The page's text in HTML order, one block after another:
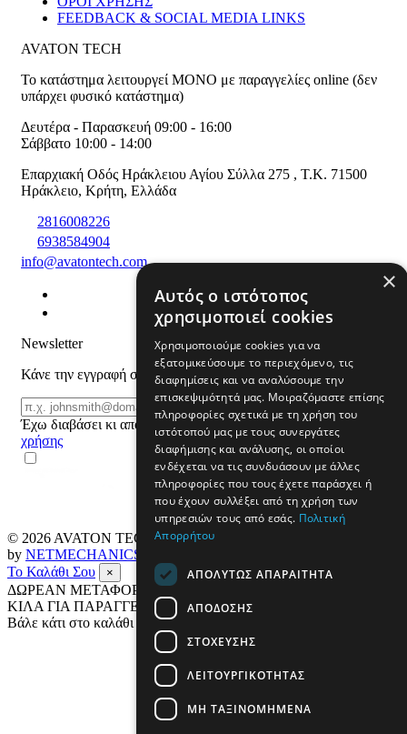
FEEDBACK & SOCIAL MEDIA LINKS
AVATON TECH
Το κατάστημα λειτουργεί ΜΟΝΟ με παραγγελίες online (δεν
υπάρχει φυσικό κατάστημα)
Δευτέρα - Παρασκευή 09:00 - 16:00
Σάββατο 10:00 - 14:00
Επαρχιακή Οδός Ηράκλειου Αγίου Σύλλα 275 , T.K. 71500
Ηράκλειο, Κρήτη, Ελλάδα
2816008226
6938584904
info@avatontech.com
Newsletter
Κάνε την εγγραφή σου και μάθε για προϊόντα και προσφορές
Email
ΕΓΓΡΑΦΗ
Έχω διαβάσει κι αποδέχομαι τους
όρους
χρήσης
© 2026 AVATON TECH All rights reserved Designed & developed
by NETMECHANICS
Το Καλάθι Σου
×
ΔΩΡΕΑΝ ΜΕΤΑΦΟΡΙΚΑ ΣΕ ΟΛΗ ΤΗΝ ΕΛΛΑΔΑ ΕΩΣ 4
ΚΙΛΑ ΓΙΑ ΠΑΡΑΓΓΕΛΙΕΣ ΑΝΩ ΤΩΝ 69€
Βάλε κάτι στο καλάθι σου
×
Αυτός ο ιστότοπος
χρησιμοποιεί cookies
Χρησιμοποιούμε cookies για να
εξατομικεύσουμε το περιεχόμενο, τις
διαφημίσεις και να αναλύσουμε την
επισκεψιμότητά μας. Μοιραζόμαστε επίσης
πληροφορίες σχετικά με τη χρήση του
ιστότοπού μας με τους συνεργάτες
διαφήμισης και ανάλυσης, οι οποίοι
ενδέχεται να τις συνδυάσουν με άλλες
πληροφορίες που τους έχετε παράσχει ή
που έχουν συλλέξει από τη χρήση των
υπηρεσιών τους από εσάς. Πολιτική
Απορρήτου
ΑΠΟΛΎΤΩΣ ΑΠΑΡΑΊΤΗΤΑ
ΑΠΌΔΟΣΗΣ
ΣΤΌΧΕΥΣΗΣ
ΛΕΙΤΟΥΡΓΙΚΌΤΗΤΑΣ
ΜΗ ΤΑΞΙΝΟΜΗΜΈΝΑ